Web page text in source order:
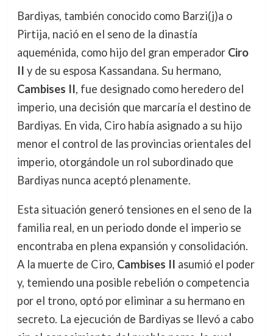
Bardiyas, también conocido como Barzi(j)a o
Pirtija, nació en el seno de la dinastía
aqueménida, como hijo del gran emperador Ciro
II y de su esposa Kassandana. Su hermano,
Cambises II, fue designado como heredero del
imperio, una decisión que marcaría el destino de
Bardiyas. En vida, Ciro había asignado a su hijo
menor el control de las provincias orientales del
imperio, otorgándole un rol subordinado que
Bardiyas nunca aceptó plenamente.
Esta situación generó tensiones en el seno de la
familia real, en un periodo donde el imperio se
encontraba en plena expansión y consolidación.
A la muerte de Ciro, Cambises II asumió el poder
y, temiendo una posible rebelión o competencia
por el trono, optó por eliminar a su hermano en
secreto. La ejecución de Bardiyas se llevó a cabo